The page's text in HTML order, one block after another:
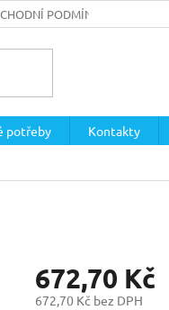
PODMÍNKY
potřeby Kontakty
672,70 Kč
672,70 Kč bez DPH